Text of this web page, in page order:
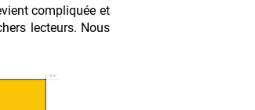
compliquée et
lecteurs. Nous